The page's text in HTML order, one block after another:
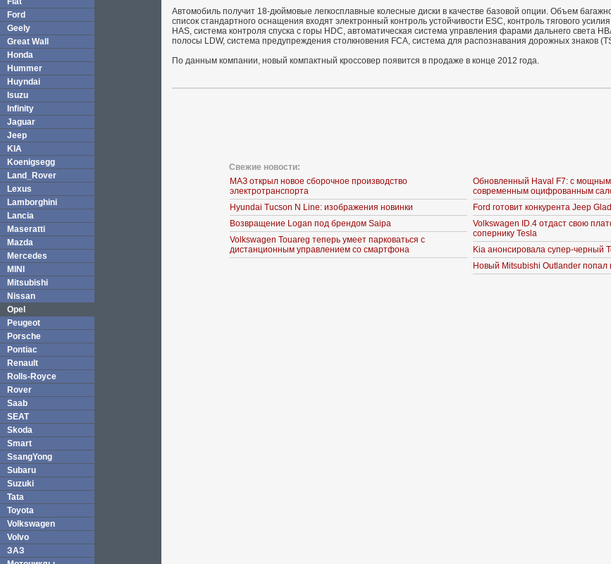
Ford
Geely
Great Wall
Honda
Hummer
Huyndai
Isuzu
Infinity
Jaguar
Jeep
KIA
Koenigsegg
Land_Rover
Lexus
Lamborghini
Lancia
Maseratti
Mazda
Mercedes
MINI
Mitsubishi
Nissan
Opel
Peugeot
Porsche
Pontiac
Renault
Rolls-Royce
Rover
Saab
SEAT
Skoda
Smart
SsangYong
Subaru
Suzuki
Tata
Toyota
Volkswagen
Volvo
ЗАЗ
Автомобиль получит 18-дюймовые легкосплавные колесные диски в качестве базовой опции. Объем
список стандартного оснащения входят электронный контроль устойчивости ESC, контроль тягового
HAS, система контроля спуска с горы HDC, автоматическая система управления фарами дальнего света
полосы LDW, система предупреждения столкновения FCA, система для распознавания дорожных знаков
По данным компании, новый компактный кроссовер появится в продаже в конце 2012 года.
Свежие новости:
МАЗ открыл новое сборочное производство
электротранспорта
Hyundai Tucson N Line: изображения новинки
Возвращение Logan под брендом Saipa
Volkswagen Touareg теперь умеет парковаться с
дистанционным управлением со смартфона
Обновленный Haval F7: с
современным оцифрованным
Ford готовит конкурента Jeep
Volkswagen ID.4 отдаст свою
сопернику Tesla
Kia анонсировала супер-черный
Новый Mitsubishi Outlander попал